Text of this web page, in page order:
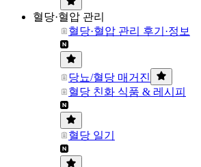
혈당·혈압 관리
혈당·혈압 관리 후기·정보
당뇨/혈당 매거진
혈당 친화 식품 & 레시피
혈당 일기